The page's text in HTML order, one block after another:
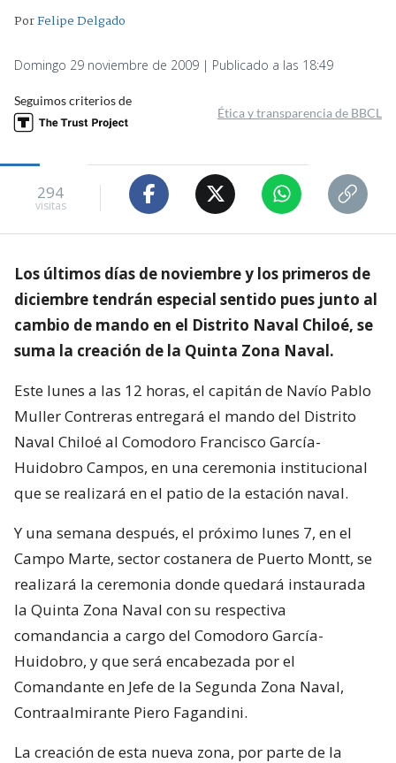
PorFelipe Delgado
Domingo 29 noviembre de 2009 | Publicado a las 18:49
Seguimos criterios de
Ética y transparencia de BBCL
294
visitas
Los últimos días de noviembre y los primeros de
diciembre tendrán especial sentido pues junto al
cambio de mando en el Distrito Naval Chiloé, se
suma la creación de la Quinta Zona Naval.
Este lunes a las 12 horas, el capitán de Navío Pablo
Muller Contreras entregará el mando del Distrito
Naval Chiloé al Comodoro Francisco García-
Huidobro Campos, en una ceremonia institucional
que se realizará en el patio de la estación naval.
Y una semana después, el próximo lunes 7, en el
Campo Marte, sector costanera de Puerto Montt, se
realizará la ceremonia donde quedará instaurada
la Quinta Zona Naval con su respectiva
comandancia a cargo del Comodoro García-
Huidobro, y que será encabezada por el
Comandante en Jefe de la Segunda Zona Naval,
Contraalmirante Piero Fagandini.
La creación de esta nueva zona, por parte de la